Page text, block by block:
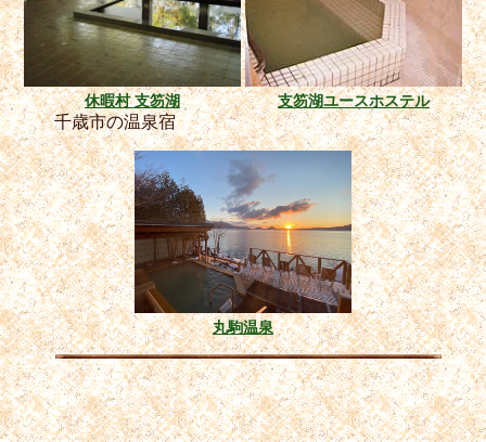
休暇村 支笏湖 支笏湖ユースホステル
千歳市の温泉宿
丸駒温泉